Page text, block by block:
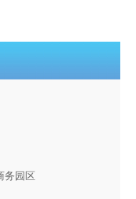
务园区